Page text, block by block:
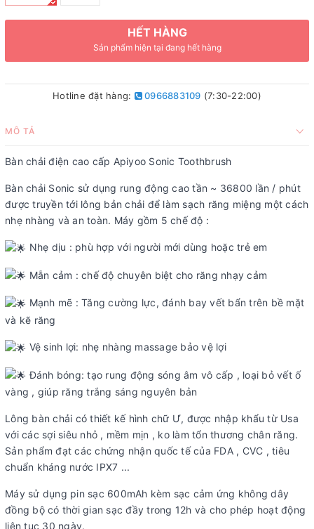
HẾT HÀNG
Sản phẩm hiện tại đang hết hàng
Hotline đặt hàng: 0966883109 (7:30-22:00)
MÔ TẢ
Bàn chải điện cao cấp Apiyoo Sonic Toothbrush
Bàn chải Sonic sử dụng rung động cao tần ~ 36800 lần / phút
được truyền tới lông bản chải để làm sạch răng miệng một cách
nhẹ nhàng và an toàn. Máy gồm 5 chế độ :
Nhẹ dịu : phù hợp với người mới dùng hoặc trẻ em
Mẫn cảm : chế độ chuyên biệt cho răng nhạy cảm
Mạnh mẽ : Tăng cường lực, đánh bay vết bẩn trên bề mặt
và kẽ răng
Vệ sinh lợi: nhẹ nhàng massage bảo vệ lợi
Đánh bóng: tạo rung động sóng âm vô cấp , loại bỏ vết ố
vàng , giúp răng trắng sáng nguyên bản
Lông bàn chải có thiết kế hình chữ Ư, được nhập khẩu từ Usa
với các sợi siêu nhỏ , mềm mịn , ko làm tổn thương chân răng.
Sản phẩm đạt các chứng nhận quốc tế của FDA , CVC , tiêu
chuẩn kháng nước IPX7 ...
Máy sử dụng pin sạc 600mAh kèm sạc cảm ứng không dây
đồng bộ có thời gian sạc đầy trong 12h và cho phép hoạt động
liên tục 30 ngày.